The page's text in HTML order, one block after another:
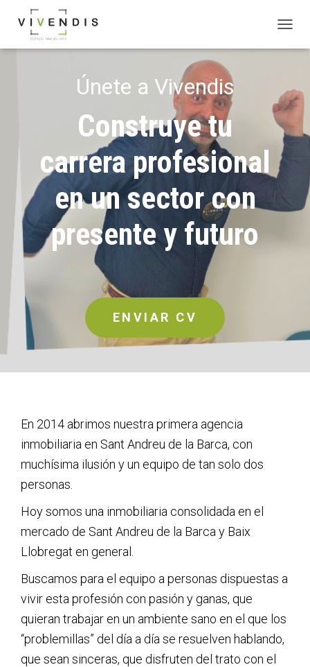
A
A
R
Únete a Vivendis
Construye tu
carrera profesional
en un sector con
presente y futuro
ENVIAR CV
En 2014 abrimos nuestra primera agencia
inmobiliaria en Sant Andreu de la Barca, con
muchísima ilusión y un equipo de tan solo dos
personas.
Hoy somos una inmobiliaria consolidada en el
mercado de Sant Andreu de la Barca y Baix
Llobregat en general.
Buscamos para el equipo a personas dispuestas a
vivir esta profesión con pasión y ganas, que
quieran trabajar en un ambiente sano en el que los
“problemillas” del día a día se resuelven hablando,
que sean sinceras, que disfruten del trato con el